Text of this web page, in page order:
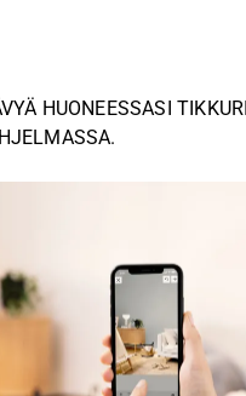
HUONEESSASI